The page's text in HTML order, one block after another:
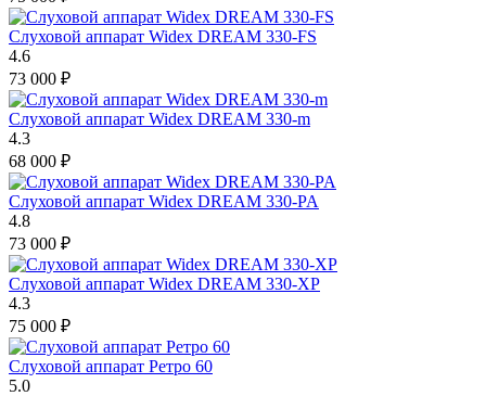
Слуховой аппарат Widex DREAM 330-FS
4.6
73 000 ₽
Слуховой аппарат Widex DREAM 330-m
4.3
68 000 ₽
Слуховой аппарат Widex DREAM 330-PA
4.8
73 000 ₽
Слуховой аппарат Widex DREAM 330-XP
4.3
75 000 ₽
Слуховой аппарат Ретро 60
5.0